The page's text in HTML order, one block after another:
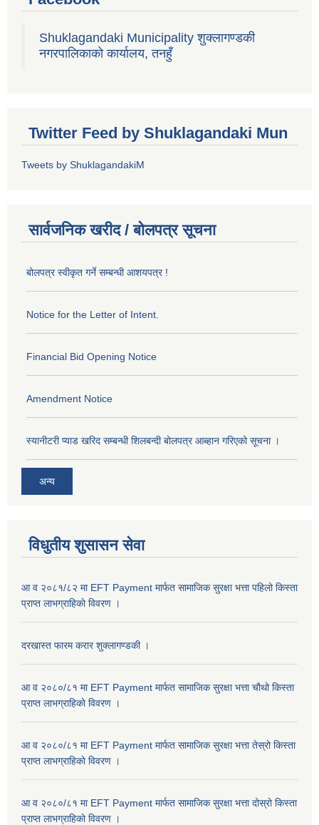
Shuklagandaki Municipality शुक्लागण्डकी
नगरपालिकाको कार्यालय, तनहुँ
Twitter Feed by Shuklagandaki Mun
Tweets by ShuklagandakiM
सार्वजनिक खरीद / बोलपत्र सूचना
बोलपत्र स्वीकृत गर्ने सम्बन्धी आशयपत्र !
Notice for the Letter of Intent.
Financial Bid Opening Notice
Amendment Notice
स्यानीटरी प्याड खरिद सम्बन्धी शिलबन्दी बोलपत्र आब्हान गरिएको सूचना ।
अन्य
विधुतीय शुसासन सेवा
आ व २०८१/८२ मा EFT Payment मार्फत सामाजिक सुरक्षा भत्ता पहिलो किस्ता
प्राप्त लाभग्राहिकाे विवरण ।
दरखास्त फारम करार शुक्लागण्डकी ।
आ व २०८०/८१ मा EFT Payment मार्फत सामाजिक सुरक्षा भत्ता चौथो किस्ता
प्राप्त लाभग्राहिकाे विवरण ।
आ व २०८०/८१ मा EFT Payment मार्फत सामाजिक सुरक्षा भत्ता तेस्रो किस्ता
प्राप्त लाभग्राहिकाे विवरण ।
आ व २०८०/८१ मा EFT Payment मार्फत सामाजिक सुरक्षा भत्ता दोस्रो किस्ता
प्राप्त लाभग्राहिकाे विवरण ।